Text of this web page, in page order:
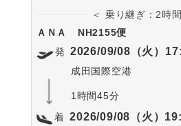
＜ 乗り継ぎ：2時
ＡＮＡ
NH2155便
発 2026/09/08（火）
成田国際空港
1時間45分
着 2026/09/08（火）